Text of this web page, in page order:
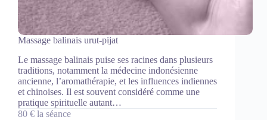
Massage balinais urut-pijat
Le massage balinais puise ses racines dans plusieurs
traditions, notamment la médecine indonésienne
ancienne, l’aromathérapie, et les influences indiennes
et chinoises. Il est souvent considéré comme une
pratique spirituelle autant…
80 € la séance